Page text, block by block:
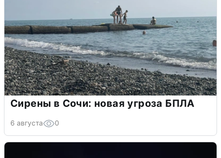
Сирены в Сочи: новая угроза БПЛА
6 августа 0